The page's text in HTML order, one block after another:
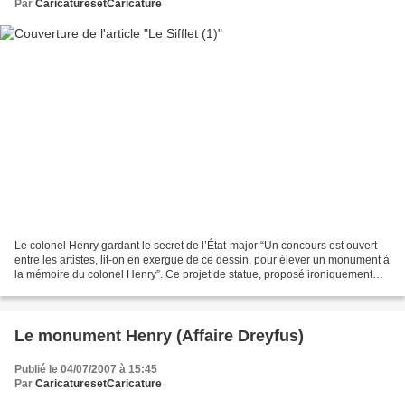
Par CaricaturesetCaricature
Le colonel Henry gardant le secret de l’État-major “Un concours est ouvert
entre les artistes, lit-on en exergue de ce dessin, pour élever un monument à
la mémoire du colonel Henry”. Ce projet de statue, proposé ironiquement
Le monument Henry (Affaire Dreyfus)
Publié le 04/07/2007 à 15:45
Par CaricaturesetCaricature